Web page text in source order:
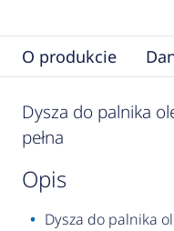
O produkcie
Dysza do palnika
pełna
opis
Dysza do palnika